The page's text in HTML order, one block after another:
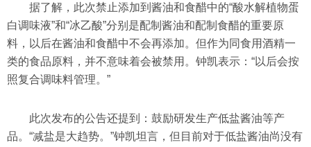
据了解，此次禁止添加到酱油和食醋中的“酸水解植物蛋
白调味液”和“冰乙酸”分别是配制酱油和配制食醋的重要原
料，以后在酱油和食醋中不会再添加。但作为同食用酒精一
类的食品原料，并不意味着会被禁用。钟凯表示：“以后会按
照复合调味料管理。”
此次发布的公告还提到：鼓励研发生产低盐酱油等产
品。“减盐是大趋势。”钟凯坦言，但目前对于低盐酱油尚没有